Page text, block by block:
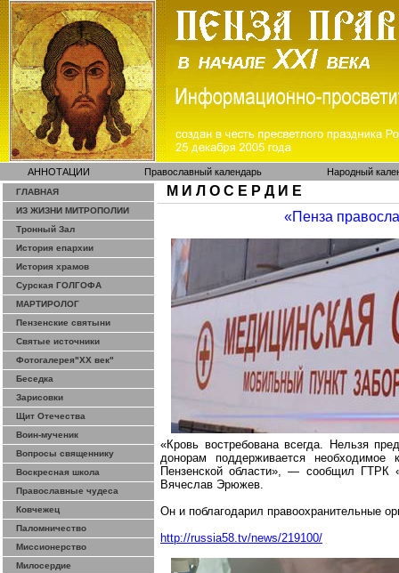
АННОТАЦИИ Православный календарь Народный
ГЛАВНАЯ
ИЗ ЖИЗНИ МИТРОПОЛИИ
Тронный Зал
История епархии
История храмов
Сурская ГОЛГОФА
МАРТИРОЛОГ
Пензенские святыни
Святые источники
Фотогалерея"ХХ век"
Беседка
Зарисовки
Щит Отечества
Воин-мученик
Вопросы священнику
Воскресная школа
Православные чудеса
Ковчежец
Паломничество
Миссионерство
Милосердие
М И Л О С Е Р Д И Е
«Пенза
«Кровь востребована всегда. Нельзя
донорам поддерживается
Пензенской области», — сообщил ГТРК
Вячеслав Эрюжев.
Он и поблагодарил правоохранительные
http://russia58.tv/news/219100/